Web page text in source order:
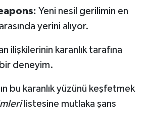
Yeni nesil gerilimin en
yerini alıyor.
ilişkilerinin karanlık tarafına
bir deneyim.
bu karanlık yüzünü keşfetmek
listesine mutlaka şans